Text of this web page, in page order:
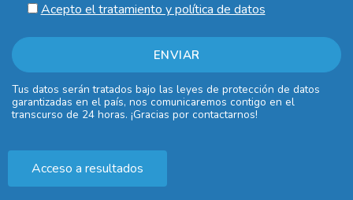
Acepto el tratamiento y política de datos
Tus datos serán tratados bajo las leyes de protección de datos
garantizadas en el país, nos comunicaremos contigo en el
transcurso de 24 horas. ¡Gracias por contactarnos!
Acceso a resultados